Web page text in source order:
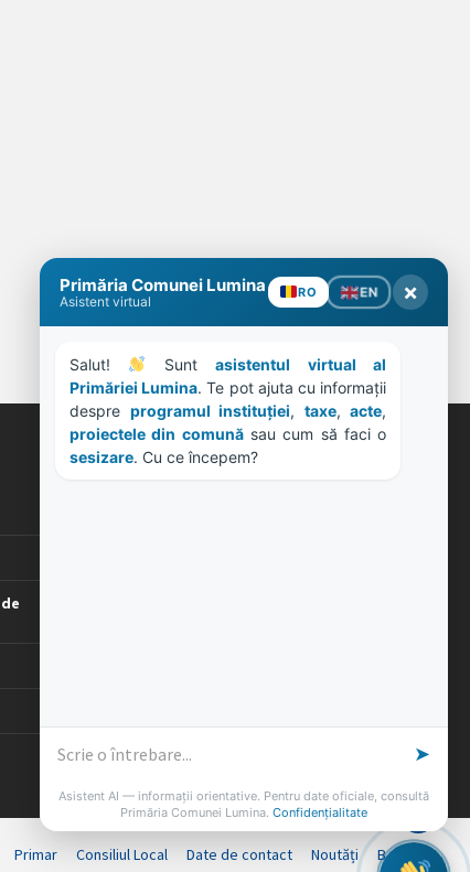
ORE DE LUCRU
Primar Consiliul Local Date de contact Noutăți B-AWARE
Primăria Comunei Lumina
Asistent virtual
RO EN ×
Salut! Sunt asistentul virtual al
Primăriei Lumina. Te pot ajuta cu informații
despre programul instituției, taxe, acte
proiectele din comună
sesizare. Cu ce începem?
➤
Asistent AI — informații orientative. Pentru date oficiale, consultă
Primăria Comunei Lumina. Confidențialitate